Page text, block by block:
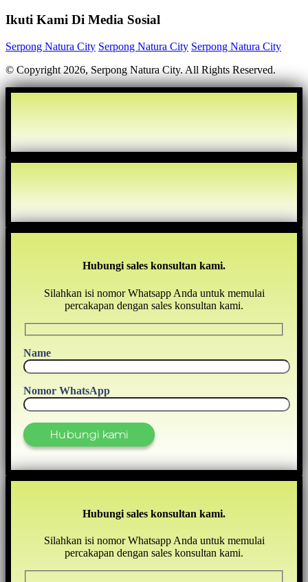
Ikuti Kami Di Media Sosial
Serpong Natura City Serpong Natura City Serpong Natura City
© Copyright 2026, Serpong Natura City. All Rights Reserved.
Hubungi sales konsultan kami.
Silahkan isi nomor Whatsapp Anda untuk memulai
percakapan dengan sales konsultan kami.
Name
Nomor WhatsApp
Hubungi sales konsultan kami.
Silahkan isi nomor Whatsapp Anda untuk memulai
percakapan dengan sales konsultan kami.